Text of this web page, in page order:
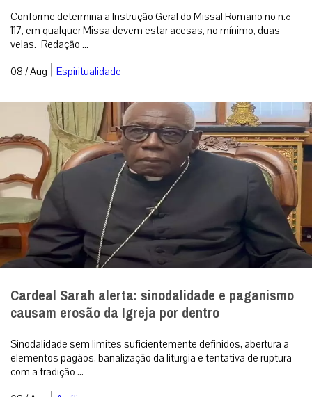
Conforme determina a Instrução Geral do Missal Romano no n.º
117, em qualquer Missa devem estar acesas, no mínimo, duas
velas. Redação ...
08 / Aug | Espiritualidade
Cardeal Sarah alerta: sinodalidade e paganismo
causam erosão da Igreja por dentro
Sinodalidade sem limites suficientemente definidos, abertura a
elementos pagãos, banalização da liturgia e tentativa de ruptura
com a tradição ...